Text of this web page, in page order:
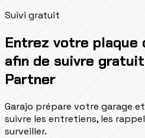
Suivi gratuit
Entrez votre plaque
afin de suivre
Partner
Garajo prépare votre garage
suivre les entretiens, les
surveiller.